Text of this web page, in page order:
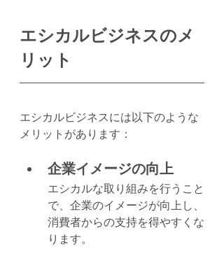
エシカルビジネスのメ
リット
エシカルビジネスには以下のような
メリットがあります：
企業イメージの向上
エシカルな取り組みを行うこと
で、企業のイメージが向上し、
消費者からの支持を得やすくな
ります。